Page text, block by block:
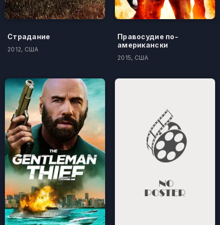
Страдание
2012, США
Правосудие по-
американски
2015, США